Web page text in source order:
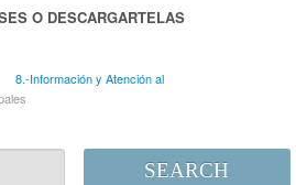
O DESCARGARTELAS
8.-Información y Atención al
SEARCH